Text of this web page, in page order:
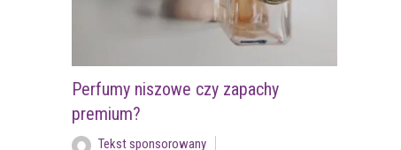
Perfumy niszowe czy zapachy
premium?
Tekst sponsorowany